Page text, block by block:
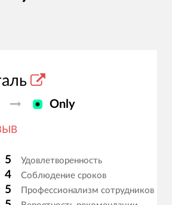
Only
5 Удовлетворенность
4 Соблюдение сроков
5 Профессионализм сотрудников